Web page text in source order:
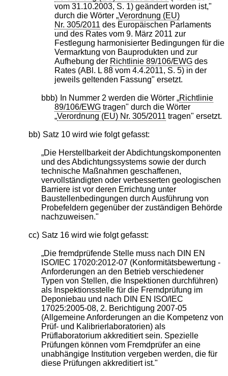
vom 31.10.2003, S. 1) geändert worden ist,"
durch die Wörter „Verordnung (EU)
Nr. 305/2011 des Europäischen Parlaments
und des Rates vom 9. März 2011 zur
Festlegung harmonisierter Bedingungen für die
Vermarktung von Bauprodukten und zur
Aufhebung der Richtlinie 89/106/EWGdes
Rates (ABl. L 88 vom 4.4.2011, S. 5) in der
jeweils geltenden Fassung" ersetzt.
bbb) In Nummer 2 werden die Wörter „Richtlinie
89/106/EWGtragen" durch die Wörter
„Verordnung (EU) Nr. 305/2011 tragen" ersetzt.
bb) Satz 10 wird wie folgt gefasst:
„Die Herstellbarkeit der Abdichtungskomponenten
und des Abdichtungssystems sowie der durch
technische Maßnahmen geschaffenen,
vervollständigten oder verbesserten geologischen
Barriere ist vor deren Errichtung unter
Baustellenbedingungen durch Ausführung von
Probefeldern gegenüber der zuständigen Behörde
nachzuweisen."
cc) Satz 16 wird wie folgt gefasst:
„Die fremdprüfende Stelle muss nach DIN EN
ISO/IEC 17020:2012-07 (Konformitätsbewertung -
Anforderungen an den Betrieb verschiedener
Typen von Stellen, die Inspektionen durchführen)
als Inspektionsstelle für die Fremdprüfung im
Deponiebau und nach DIN EN ISO/IEC
17025:2005-08, 2. Berichtigung 2007-05
(Allgemeine Anforderungen an die Kompetenz von
Prüf- und Kalibrierlaboratorien) als
Prüflaboratorium akkreditiert sein. Spezielle
Prüfungen können vom Fremdprüfer an eine
unabhängige Institution vergeben werden, die für
diese Prüfungen akkreditiert ist."